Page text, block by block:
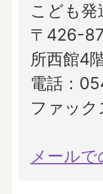
こども発
〒426-
所西館4
電話：
ファッ
メール